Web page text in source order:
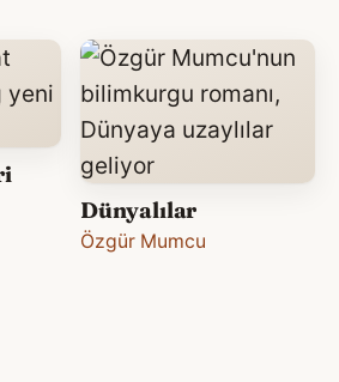
Dünyalılar
Özgür Mumcu